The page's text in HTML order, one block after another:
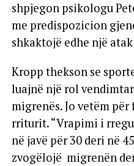
shpjegon psikologu
me predispozicion
shkaktojë edhe një
Kropp thekson se
luajnë një rol
migrenës. Jo vetëm
rriturit. “Vrapimi i
në javë për 30 deri në
zvogëlojë migrenën